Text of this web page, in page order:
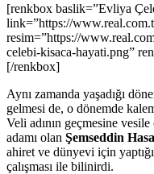
[renkbox baslik=”Evliya
link=”https://
resim=”https://
celebi-kisaca-hayati.png”
[/renkbox]
Aynı zamanda yaşadığı
gelmesi de, o dönemde
Veli adının geçmesine
adamı olan Şemseddin
ahiret ve dünyevi için
çalışması ile bilinirdi.